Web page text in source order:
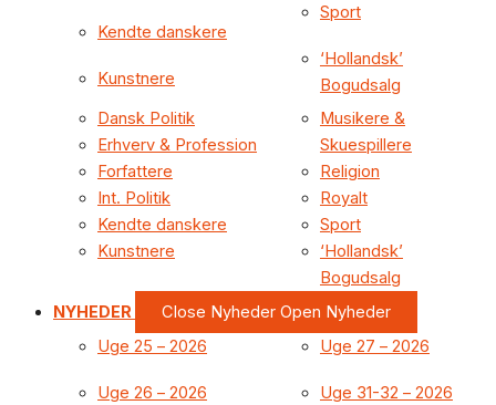
Kendte danskere
Kunstnere
Sport
‘Hollandsk’
Bogudsalg
Dansk Politik
Erhverv & Profession
Forfattere
Int. Politik
Kendte danskere
Kunstnere
Musikere &
Skuespillere
Religion
Royalt
Sport
‘Hollandsk’
Bogudsalg
NYHEDER
Close Nyheder Open Nyheder
Uge 25 – 2026
Uge 26 – 2026
Uge 27 – 2026
Uge 31-32 – 2026